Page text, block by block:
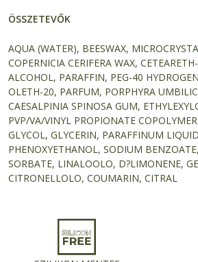
ÖSSZETEVŐK
AQUA (WATER), BEESWAX,
COPERNICIA CERIFERA WAX,
ALCOHOL, PARAFFIN, PEG-40
OLETH-20, PARFUM, PORPHYRA
CAESALPINIA SPINOSA GUM,
PVP/VA/VINYL PROPIONATE
GLYCOL, GLYCERIN, PARAFFINUM
PHENOXYETHANOL, SODIUM
SORBATE, LINALOOLO, D?LIMONENE,
CITRONELLOLO, COUMARIN, CITRAL